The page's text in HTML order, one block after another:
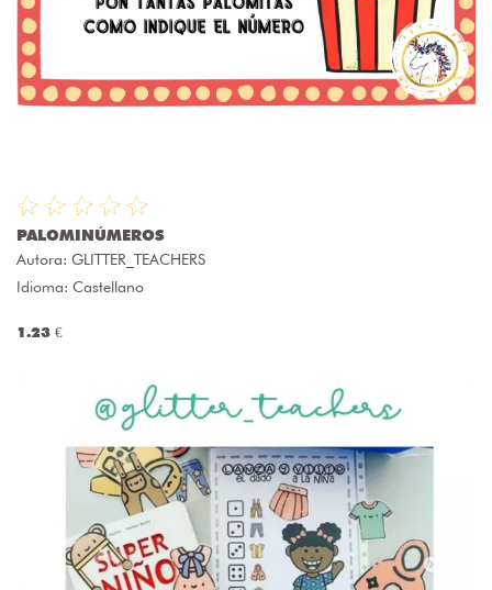
PALOMINÚMEROS
Autora: GLITTER_TEACHERS
Idioma: Castellano
1.23 €